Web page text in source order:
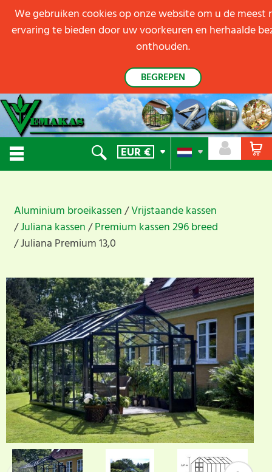
EUR€
Aluminium broeikassen Vrijstaande kassen
Juliana kassen Premium kassen 296 breed
Juliana Premium 13,0
We gebruiken cookies op onze website om u de meest
ervaring te bieden door uw voorkeuren en herhaalde
onthouden.
BEGREPEN